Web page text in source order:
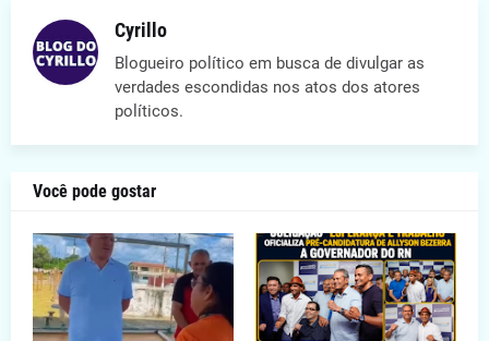
Cyrillo
Blogueiro político em busca de divulgar as
verdades escondidas nos atos dos atores
políticos.
Você pode gostar